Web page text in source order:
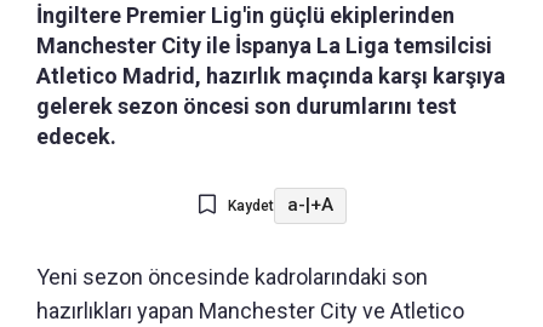
İngiltere Premier Lig'in güçlü ekiplerinden
Manchester City ile İspanya La Liga temsilcisi
Atletico Madrid, hazırlık maçında karşı karşıya
gelerek sezon öncesi son durumlarını test
edecek.
Kaydet a-|+A
Yeni sezon öncesinde kadrolarındaki son
hazırlıkları yapan Manchester City ve Atletico